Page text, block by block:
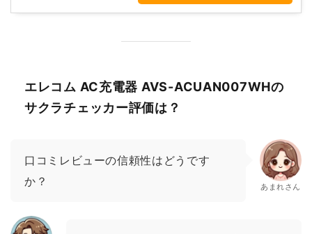
エレコム AC充電器 AVS-ACUAN007WHの
サクラチェッカー評価は？
口コミレビューの信頼性はどうです
か？
あまれさん